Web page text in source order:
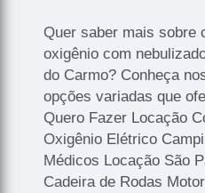
Quer saber mais sobre
oxigênio com
do Carmo? Conheça
opções variadas que
Quero Fazer Locação
Oxigênio Elétrico
Médicos Locação São
Cadeira de Rodas